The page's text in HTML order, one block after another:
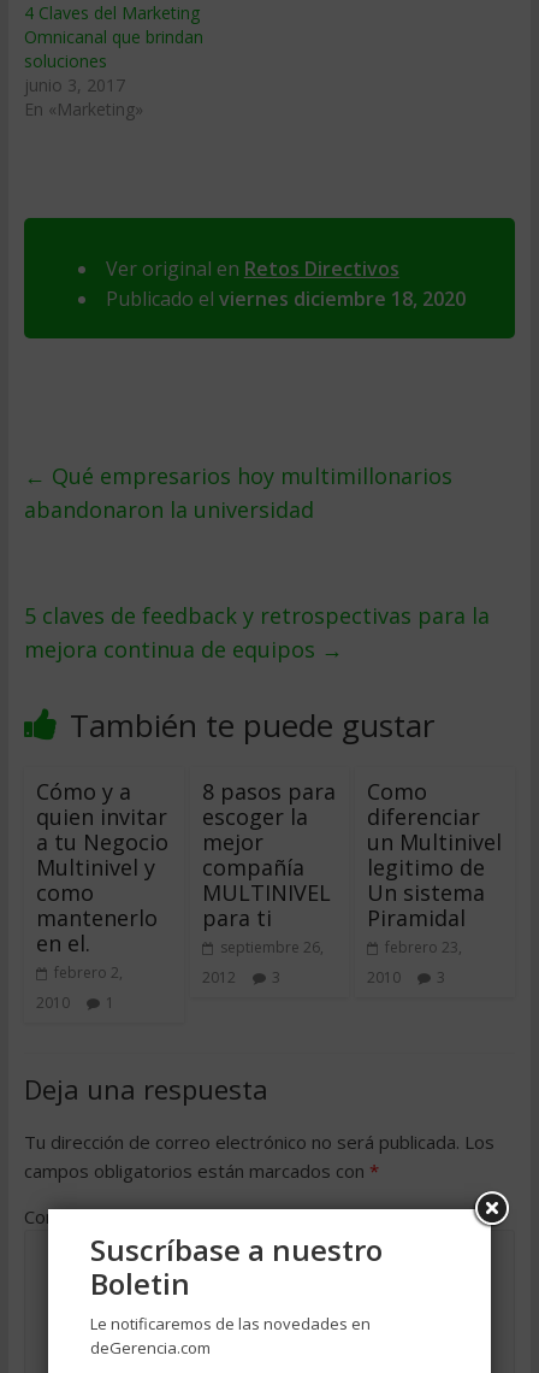
4 Claves del Marketing
Omnicanal que brindan
soluciones
junio 3, 2017
En «Marketing»
Ver original en Retos Directivos
Publicado el viernes diciembre 18, 2020
← Qué empresarios hoy multimillonarios
abandonaron la universidad
5 claves de feedback y retrospectivas para la
mejora continua de equipos →
También te puede gustar
Cómo y a
quien invitar
a tu Negocio
Multinivel y
como
mantenerlo
en el.
febrero 2,
2010
1
8 pasos para
escoger la
mejor
compañía
MULTINIVEL
para ti
septiembre 26,
2012
3
Como
diferenciar
un Multinivel
legitimo de
Un sistema
Piramidal
febrero 23,
2010
3
Deja una respuesta
Tu dirección de correo electrónico no será publicada. Los
campos obligatorios están marcados con *
Comentario*
Suscríbase a nuestro
Boletin
Le notificaremos de las novedades en
deGerencia.com